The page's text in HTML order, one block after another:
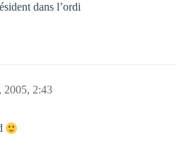
dans l’ordi
2005, 2:43